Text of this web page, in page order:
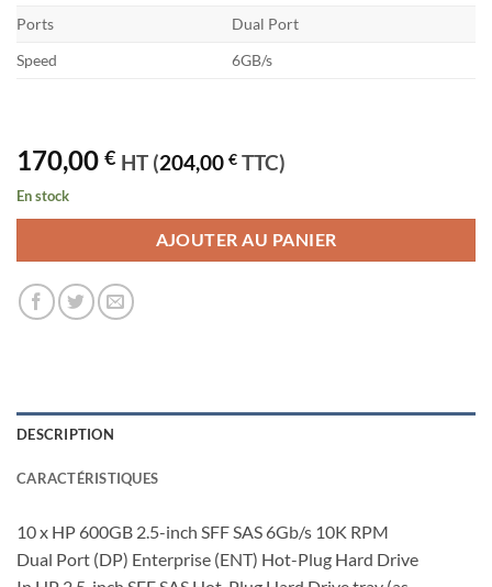
Ports
Dual Port
Speed
6GB/s
170,00 € HT (204,00 € TTC)
En stock
AJOUTER AU PANIER
DESCRIPTION
CARACTÉRISTIQUES
10 x HP 600GB 2.5-inch SFF SAS 6Gb/s 10K RPM
Dual Port (DP) Enterprise (ENT) Hot-Plug Hard Drive